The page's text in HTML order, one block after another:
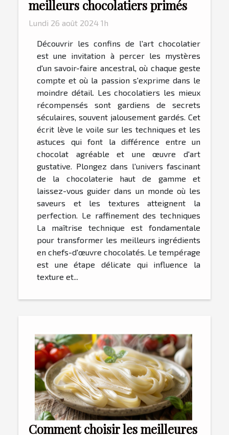
meilleurs chocolatiers primés
Lundi 26 août 2024 1h
Découvrir les confins de l'art chocolatier
est une invitation à percer les mystères
d'un savoir-faire ancestral, où chaque geste
compte et où la passion s'exprime dans le
moindre détail. Les chocolatiers les mieux
récompensés sont gardiens de secrets
séculaires, souvent jalousement gardés. Cet
écrit lève le voile sur les techniques et les
astuces qui font la différence entre un
chocolat agréable et une œuvre d'art
gustative. Plongez dans l'univers fascinant
de la chocolaterie haut de gamme et
laissez-vous guider dans un monde où les
saveurs et les textures atteignent la
perfection. Le raffinement des techniques
La maîtrise technique est fondamentale
pour transformer les meilleurs ingrédients
en chefs-d'œuvre chocolatés. Le tempérage
est une étape délicate qui influence la
texture et...
Comment choisir les meilleures